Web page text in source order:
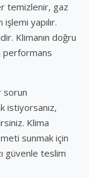
temizlenir, gaz
yapılır.
Klimanın doğru
performans
sorun
istiyorsanız,
Klima
sunmak için
güvenle teslim